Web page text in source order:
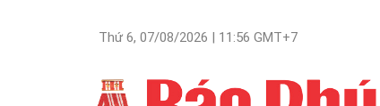
Thứ 6, 07/08/2026 | 11:56 GMT+7